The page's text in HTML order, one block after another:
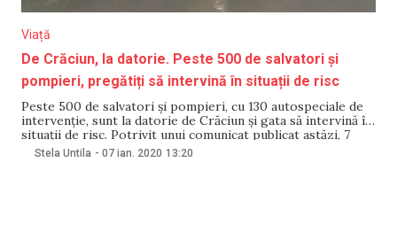
Viață
De Crăciun, la datorie. Peste 500 de salvatori și
pompieri, pregătiți să intervină în situații de risc
Peste 500 de salvatori și pompieri, cu 130 autospeciale de
intervenție, sunt la datorie de Crăciun și gata să intervină în
situații de risc. Potrivit unui comunicat publicat astăzi, 7
ianuarie, de Inspectoratul General pentru Situații de
Stela Untila - 07 ian. 2020 13:20